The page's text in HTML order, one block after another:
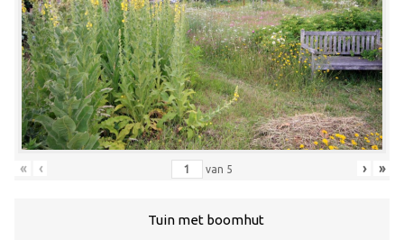
« ‹ van 5 › »
Tuin met boomhut